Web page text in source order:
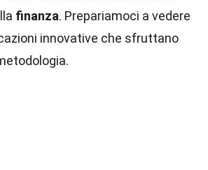
finanza. Prepariamoci a vedere
innovative che sfruttano